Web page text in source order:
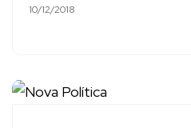
10/12/2018